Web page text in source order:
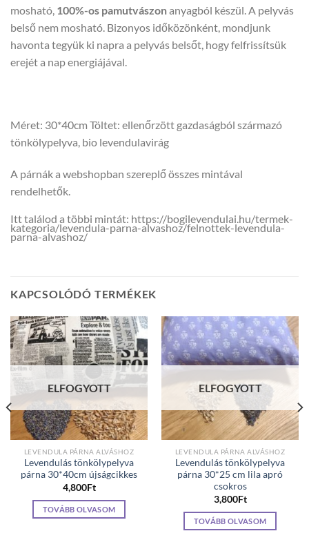
mosható, 100%-os pamutvászonanyagból készül. A pelyvás
belső nem mosható. Bizonyos időközönként, mondjunk
havonta tegyük ki napra a pelyvás belsőt, hogy felfrissítsük
erejét a nap energiájával.
Méret: 30*40cm Töltet: ellenőrzött gazdaságból származó
tönkölypelyva, bio levendulavirág
A párnák a webshopban szereplő összes mintával
rendelhetők.
Itt találod a többi mintát: https://bogilevendulai.hu/termek-
kategoria/levendula-parna-alvashoz/felnottek-levendula-
parna-alvashoz/
KAPCSOLÓDÓ TERMÉKEK
ELFOGYOTT
LEVENDULA PÁRNA ALVÁSHOZ
Levendulás tönkölypelyva
párna 30*40cm újságcikkes
4,800Ft
TOVÁBB OLVASOM
ELFOGYOTT
LEVENDULA PÁRNA ALVÁSHOZ
Levendulás tönkölypelyva
párna 30*25 cm lila apró
csokros
3,800Ft
TOVÁBB OLVASOM